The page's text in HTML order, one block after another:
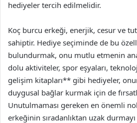
hediyeler tercih edilmelidir.
Koç burcu erkeği, enerjik, cesur ve
sahiptir. Hediye seçiminde de bu
bulundurmak, onu mutlu etmenin
dolu aktiviteler, spor eşyaları,
gelişim kitapları** gibi hediyeler,
duygusal bağlar kurmak için de
Unutulmaması gereken en önemli
erkeğinin sıradanlıktan uzak